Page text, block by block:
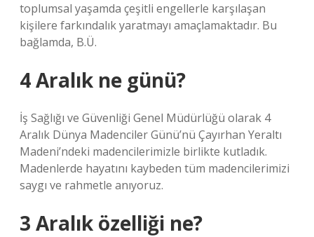
toplumsal yaşamda çeşitli engellerle karşılaşan
kişilere farkındalık yaratmayı amaçlamaktadır. Bu
bağlamda, B.Ü.
4 Aralık ne günü?
İş Sağlığı ve Güvenliği Genel Müdürlüğü olarak 4
Aralık Dünya Madenciler Günü’nü Çayırhan Yeraltı
Madeni’ndeki madencilerimizle birlikte kutladık.
Madenlerde hayatını kaybeden tüm madencilerimizi
saygı ve rahmetle anıyoruz.
3 Aralık özelliği ne?